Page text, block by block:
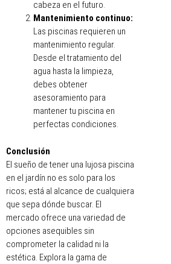
cabeza en el futuro.
Mantenimiento continuo:
Las piscinas requieren un
mantenimiento regular.
Desde el tratamiento del
agua hasta la limpieza,
debes obtener
asesoramiento para
mantener tu piscina en
perfectas condiciones.
Conclusión
El sueño de tener una lujosa piscina
en el jardín no es solo para los
ricos; está al alcance de cualquiera
que sepa dónde buscar. El
mercado ofrece una variedad de
opciones asequibles sin
comprometer la calidad ni la
estética. Explora la gama de